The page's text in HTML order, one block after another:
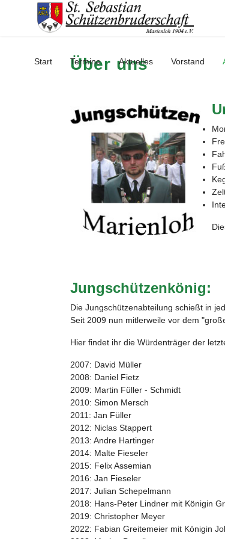
Start Termine Aktuelles Vorstand
Über uns
Jungschützenkönig:
Die Jungschützenabteilung schießt in
Seit 2009 nun mitlerweile vor dem
Hier findet ihr die Würdenträger der
2007: David Müller
2008: Daniel Fietz
2009: Martin Füller - Schmidt
2010: Simon Mersch
2011: Jan Füller
2012: Niclas Stappert
2013: Andre Hartinger
2014: Malte Fieseler
2015: Felix Assemian
2016: Jan Fieseler
2017: Julian Schepelmann
2018: Hans-Peter Lindner mit Königin
2019: Christopher Meyer
2022: Fabian Greitemeier mit Königin